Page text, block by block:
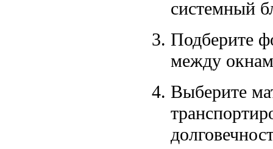
системный
Подберите
между
Выберите